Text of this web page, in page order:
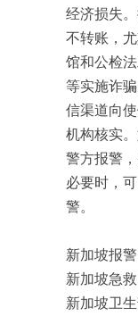
经济损失
不转账，
馆和公检
等实施诈
信渠道向
机构核实
警方报警
必要时，
警。
新加坡报
新加坡急
新加坡卫